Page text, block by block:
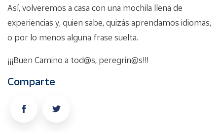
Así, volveremos a casa con una mochila llena de
experiencias y, quien sabe, quizás aprendamos idiomas,
o por lo menos alguna frase suelta.
¡¡¡Buen Camino a tod@s, peregrin@s!!!
Comparte